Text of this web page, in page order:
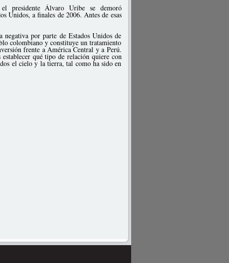
presidente Álvaro Uribe se demoró
Unidos, a finales de 2006. Antes de esas
por parte de Estados Unidos de
colombiano y constituye un tratamiento
frente a América Central y a Perú.
qué tipo de relación quiere con
el cielo y la tierra, tal como ha sido en